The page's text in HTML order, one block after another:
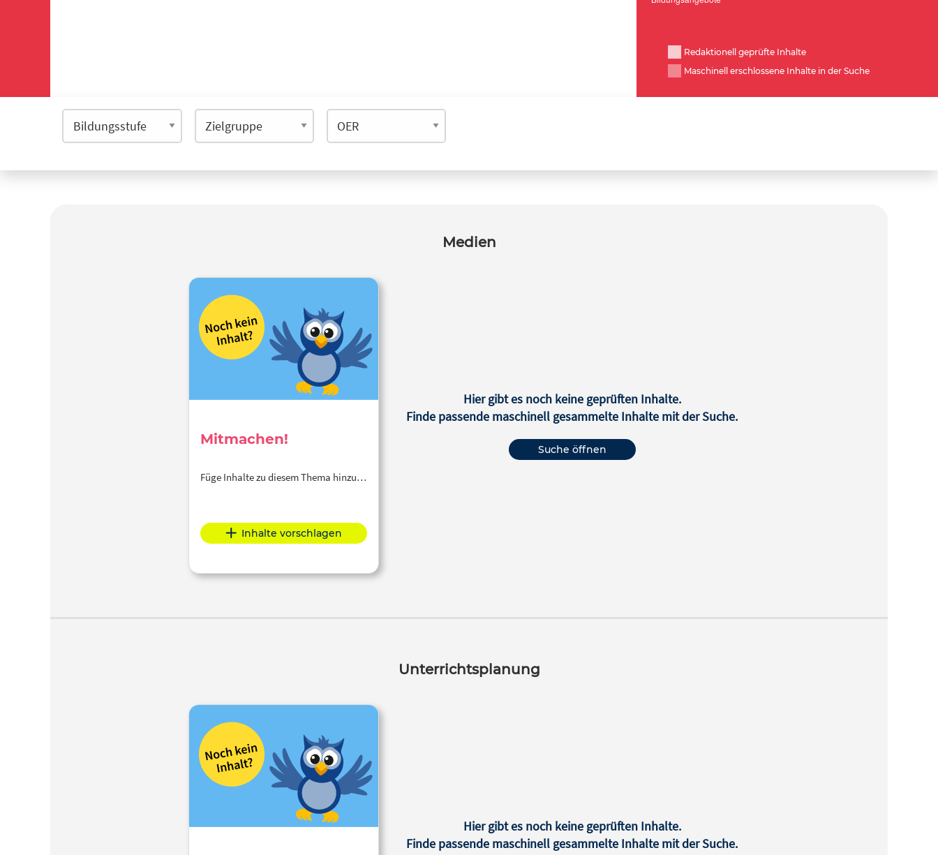
Redaktionell geprüfte Inhalte
Maschinell erschlossene Inhalte in der Suche
Medien
Mitmachen!
Füge Inhalte zu diesem Thema hinzu…
Inhalte vorschlagen
Hier gibt es noch keine geprüften Inhalte.
Finde passende maschinell gesammelte Inhalte mit der Suche.
Suche öffnen
Unterrichtsplanung
Hier gibt es noch keine geprüften Inhalte.
Finde passende maschinell gesammelte Inhalte mit der Suche.